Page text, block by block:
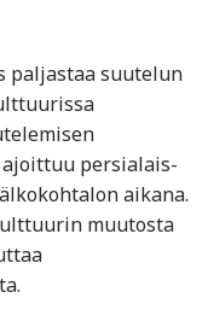
paljastaa suutelun
persialais-
aikana.
muutosta